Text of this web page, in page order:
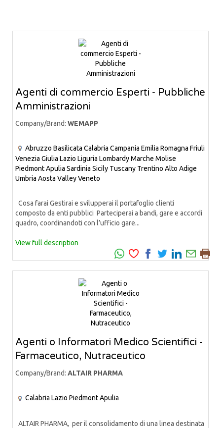
Agenti di commercio Esperti - Pubbliche
Amministrazioni
Company/Brand: WEMAPP
Abruzzo Basilicata Calabria Campania Emilia Romagna Friuli
Venezia Giulia Lazio Liguria LombardyMarche Molise
PiedmontApulia Sardinia Sicily Tuscany Trentino Alto Adige
Umbria Aosta ValleyVeneto
Cosa farai Gestirai e svilupperai il portafoglio clienti
composto da enti pubblici Parteciperai a bandi, gare e accordi
quadro, coordinandoti con l’ufficio gare...
View full description
Agenti o Informatori Medico Scientifici -
Farmaceutico, Nutraceutico
Company/Brand: ALTAIR PHARMA
Calabria Lazio PiedmontApulia
ALTAIR PHARMA, per il consolidamento di una linea destinata